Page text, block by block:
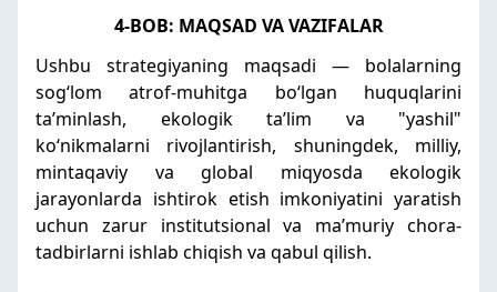
4-BOB: MAQSAD VA VAZIFALAR
Ushbu strategiyaning maqsadi — bolalarning
sogʻlom atrof-muhitga boʻlgan huquqlarini
taʼminlash, ekologik taʼlim va "yashil"
koʻnikmalarni rivojlantirish, shuningdek, milliy,
mintaqaviy va global miqyosda ekologik
jarayonlarda ishtirok etish imkoniyatini yaratish
uchun zarur institutsional va maʼmuriy chora-
tadbirlarni ishlab chiqish va qabul qilish.